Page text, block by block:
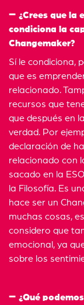
¿Crees que la
condiciona la
Changemaker?
Sí le condiciona,
que es
relacionado.
recursos que
que después en
verdad. Por
declaración de
relacionado con
sacado en la
la Filosofía. Es
hace ser un
muchas cosas,
considero que
emocional, ya
sobre los
¿Qué